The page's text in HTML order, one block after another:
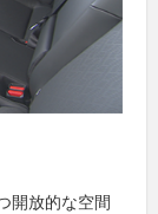
放的な空間